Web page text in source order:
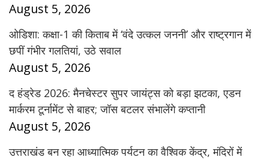
August 5, 2026
ओडिशा: कक्षा-1 की किताब में ‘वंदे उत्कल जननी’ और राष्ट्रगान में
छपीं गंभीर गलतियां, उठे सवाल
August 5, 2026
द हंड्रेड 2026: मैनचेस्टर सुपर जायंट्स को बड़ा झटका, एडन
मार्करम टूर्नामेंट से बाहर; जॉस बटलर संभालेंगे कप्तानी
August 5, 2026
उत्तराखंड बन रहा आध्यात्मिक पर्यटन का वैश्विक केंद्र, मंदिरों में